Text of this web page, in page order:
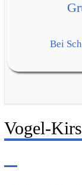
Bei
Vogel-